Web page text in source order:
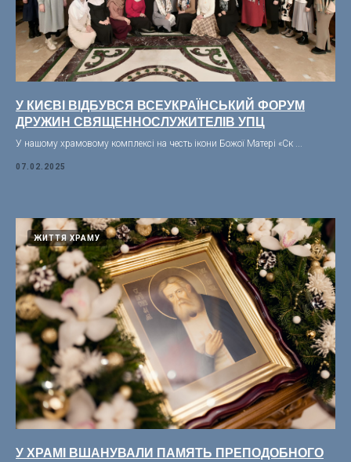
У КИЄВІ ВІДБУВСЯ ВСЕУКРАЇНСЬКИЙ ФОРУМ
ДРУЖИН СВЯЩЕННОСЛУЖИТЕЛІВ УПЦ
У нашому храмовому комплексі на честь ікони Божої Матері «Ск ...
07.02.2025
ЖИТТЯ ХРАМУ
У ХРАМІ ВШАНУВАЛИ ПАМЯТЬ ПРЕПОДОБНОГО